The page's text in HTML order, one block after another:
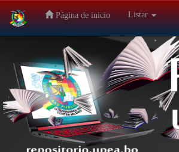
Salir
navegación
Página de inicio Listar